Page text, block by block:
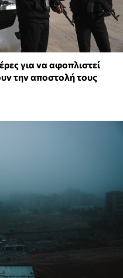
για να αφοπλιστεί
την αποστολή τους